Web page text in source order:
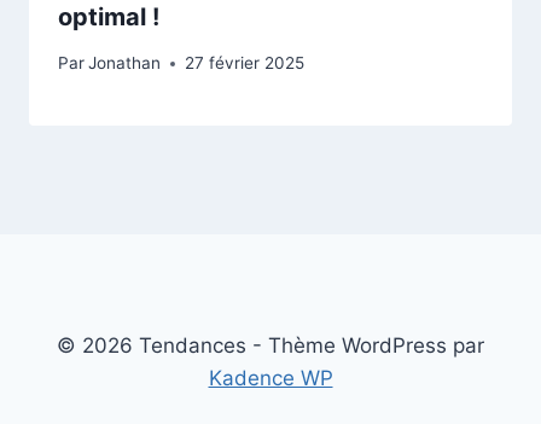
optimal !
ParJonathan 27 février 2025
© 2026 Tendances - Thème WordPress par
Kadence WP